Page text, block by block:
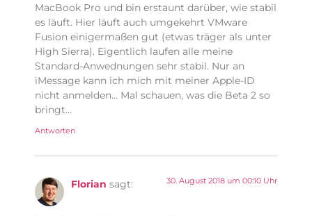
MacBook Pro und bin erstaunt darüber, wie stabil
es läuft. Hier läuft auch umgekehrt VMware
Fusion einigermaßen gut (etwas träger als unter
High Sierra). Eigentlich laufen alle meine
Standard-Anwednungen sehr stabil. Nur an
iMessage kann ich mich mit meiner Apple-ID
nicht anmelden… Mal schauen, was die Beta 2 so
bringt…
Antworten
Florian sagt: 30. August 2018 um 00:10 Uhr